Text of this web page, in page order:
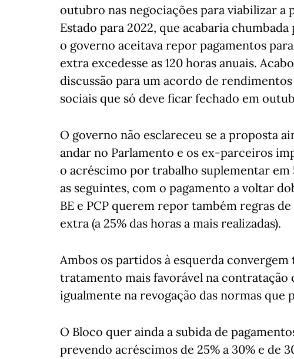
outubro nas negociações para viabilizar
Estado para 2022, que acabaria
o governo aceitava repor pagamentos
extra excedesse as 120 horas anuais.
discussão para um acordo de
sociais que só deve ficar fechado em
O governo não esclareceu se a proposta
andar no Parlamento e os ex-parceiros
o acréscimo por trabalho suplementar em
as seguintes, com o pagamento a voltar
BE e PCP querem repor também regras
extra (a 25% das horas a mais realizadas).
Ambos os partidos à esquerda
tratamento mais favorável na contratação
igualmente na revogação das normas
O Bloco quer ainda a subida de
prevendo acréscimos de 25% a 30% e de